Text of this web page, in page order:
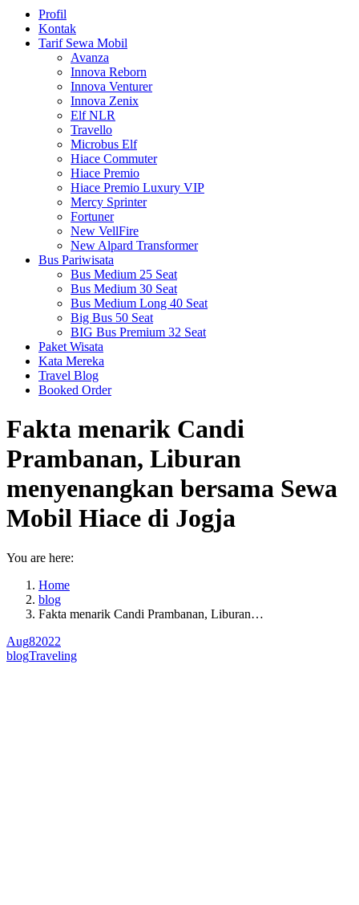
Profil
Kontak
Tarif Sewa Mobil
Avanza
Innova Reborn
Innova Venturer
Innova Zenix
Elf NLR
Travello
Microbus Elf
Hiace Commuter
Hiace Premio
Hiace Premio Luxury VIP
Mercy Sprinter
Fortuner
New VellFire
New Alpard Transformer
Bus Pariwisata
Bus Medium 25 Seat
Bus Medium 30 Seat
Bus Medium Long 40 Seat
Big Bus 50 Seat
BIG Bus Premium 32 Seat
Paket Wisata
Kata Mereka
Travel Blog
Booked Order
Fakta menarik Candi
Prambanan, Liburan
menyenangkan bersama Sewa
Mobil Hiace di Jogja
You are here:
Home
blog
Fakta menarik Candi Prambanan, Liburan…
Aug82022
blogTraveling